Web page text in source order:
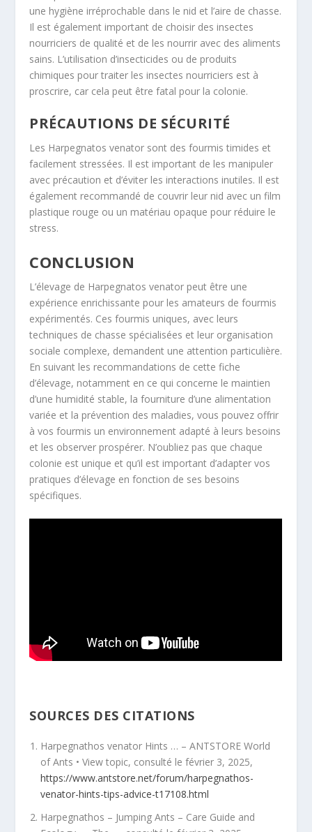
une hygiène irréprochable dans le nid et l’aire de chasse.
Il est également important de choisir des insectes
nourriciers de qualité et de les nourrir avec des aliments
sains. L’utilisation d’insecticides ou de produits
chimiques pour traiter les insectes nourriciers est à
proscrire, car cela peut être fatal pour la colonie.
PRÉCAUTIONS DE SÉCURITÉ
Les Harpegnatos venator sont des fourmis timides et
facilement stressées. Il est important de les manipuler
avec précaution et d’éviter les interactions inutiles. Il est
également recommandé de couvrir leur nid avec un film
plastique rouge ou un matériau opaque pour réduire le
stress.
CONCLUSION
L’élevage de Harpegnatos venator peut être une
expérience enrichissante pour les amateurs de fourmis
expérimentés. Ces fourmis uniques, avec leurs
techniques de chasse spécialisées et leur organisation
sociale complexe, demandent une attention particulière.
En suivant les recommandations de cette fiche
d’élevage, notamment en ce qui concerne le maintien
d’une humidité stable, la fourniture d’une alimentation
variée et la prévention des maladies, vous pouvez offrir
à vos fourmis un environnement adapté à leurs besoins
et les observer prospérer. N’oubliez pas que chaque
colonie est unique et qu’il est important d’adapter vos
pratiques d’élevage en fonction de ses besoins
spécifiques.
SOURCES DES CITATIONS
Harpegnathos venator Hints … – ANTSTORE World
of Ants • View topic, consulté le février 3, 2025,
https://www.antstore.net/forum/harpegnathos-
venator-hints-tips-advice-t17108.html
Harpegnathos – Jumping Ants – Care Guide and